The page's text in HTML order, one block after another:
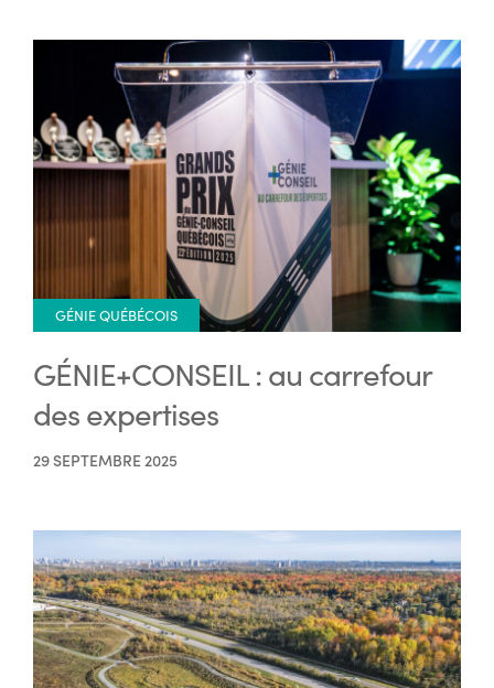
GÉNIE QUÉBÉCOIS
GÉNIE+CONSEIL : au carrefour
des expertises
29 SEPTEMBRE 2025